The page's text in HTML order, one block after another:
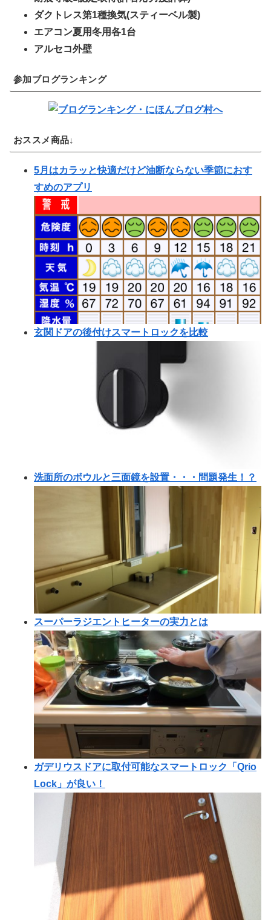
ダクトレス第1種換気(スティーベル製)
エアコン夏用冬用各1台
アルセコ外壁
参加ブログランキング
おススメ商品↓
5月はカラッと快適だけど油断ならない季節におす
すめのアプリ
玄関ドアの後付けスマートロックを比較
洗面所のボウルと三面鏡を設置・・・問題発生！？
スーパーラジエントヒーターの実力とは
ガデリウスドアに取付可能なスマートロック「Qrio
Lock」が良い！